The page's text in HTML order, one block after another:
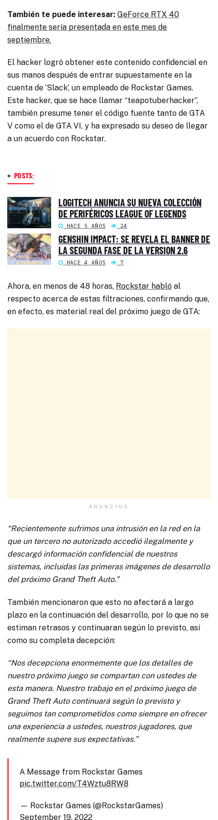
También te puede interesar: GeForce RTX 40
finalmente sería presentada en este mes de
septiembre.
El hacker logró obtener este contenido confidencial en
sus manos después de entrar supuestamente en la
cuenta de ‘Slack’, un empleado de Rockstar Games.
Este hacker, que se hace llamar “teapotuberhacker”,
también presume tener el código fuente tanto de GTA
V como el de GTA VI, y ha expresado su deseo de llegar
a un acuerdo con Rockstar.
+ POSTS:
LOGITECH ANUNCIA SU NUEVA COLECCIÓN
DE PERIFÉRICOS LEAGUE OF LEGENDS
HACE 5 AÑOS 24
GENSHIN IMPACT: SE REVELA EL BANNER DE
LA SEGUNDA FASE DE LA VERSION 2.6
HACE 4 AÑOS 7
Ahora, en menos de 48 horas, Rockstar habló al
respecto acerca de estas filtraciones, confirmando que,
en efecto, es material real del próximo juego de GTA:
ANUNCIOS
“Recientemente sufrimos una intrusión en la red en la
que un tercero no autorizado accedió ilegalmente y
descargó información confidencial de nuestros
sistemas, incluidas las primeras imágenes de desarrollo
del próximo Grand Theft Auto.”
También mencionaron que esto no afectará a largo
plazo en la continuación del desarrollo, por lo que no se
estiman retrasos y continuaran según lo previsto, así
como su completa decepción:
“Nos decepciona enormemente que los detalles de
nuestro próximo juego se compartan con ustedes de
esta manera. Nuestro trabajo en el próximo juego de
Grand Theft Auto continuará según lo previsto y
seguimos tan comprometidos como siempre en ofrecer
una experiencia a ustedes, nuestros jugadores, que
realmente supere sus expectativas.”
A Message from Rockstar Games
pic.twitter.com/T4Wztu8RW8
— Rockstar Games (@RockstarGames)
September 19, 2022